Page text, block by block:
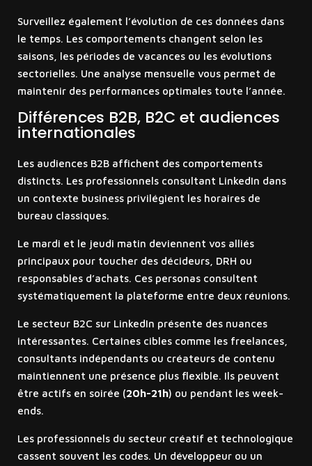
Surveillez également l’évolution de ces données dans
le temps. Les comportements changent selon les
saisons, les périodes de vacances ou les évolutions
sectorielles. Une analyse mensuelle vous permet de
maintenir des performances optimales toute l’année.
Différences B2B, B2C et audiences
internationales
Les audiences B2B affichent des comportements
distincts. Les professionnels consultant LinkedIn dans
un contexte business privilégient les horaires de
bureau classiques.
Le mardi et le jeudi matin deviennent vos alliés
principaux pour toucher des décideurs, DRH ou
responsables d’achats. Ces personas consultent
systématiquement la plateforme entre deux réunions.
Le secteur B2C sur LinkedIn présente des nuances
intéressantes. Certaines cibles comme les freelances,
consultants indépendants ou créateurs de contenu
maintiennent une présence plus flexible. Ils peuvent
être actifs en soirée (20h-21h) ou pendant les week-
ends.
Les professionnels du secteur créatif et technologique
cassent souvent les codes. Un développeur ou un